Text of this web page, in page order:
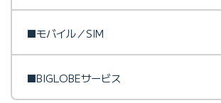
■モバイル／SIM
■BIGLOBEサービス